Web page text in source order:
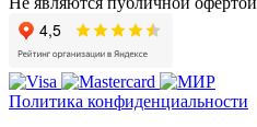
Политика конфиденциальности